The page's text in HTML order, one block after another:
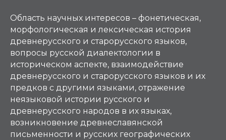
Область научных интересов – фонетическая,
морфологическая и лексическая история
древнерусского и старорусского языков,
вопросы русской диалектологии в
историческом аспекте, взаимодействие
древнерусского и старорусского языков и их
предков с другими языками, отражение
неязыковой истории русского и
древнерусского народов в их языках,
возникновение древнеславянской
письменности и русских географических